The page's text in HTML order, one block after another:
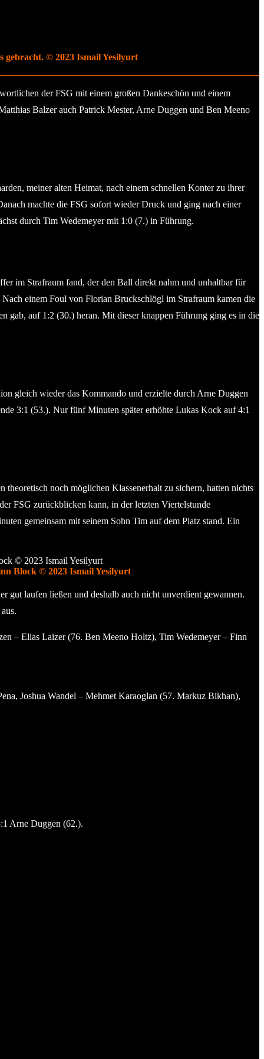
gebracht. © 2023 Ismail Yesilyurt
der FSG mit einem großen Dankeschön und einem
Balzer auch Patrick Mester, Arne Duggen und Ben Meeno
meiner alten Heimat, nach einem schnellen Konter zu ihrer
machte die FSG sofort wieder Druck und ging nach einer
durch Tim Wedemeyer mit 1:0 (7.) in Führung.
im Strafraum fand, der den Ball direkt nahm und unhaltbar für
einem Foul von Florian Bruckschlögl im Strafraum kamen die
gab, auf 1:2 (30.) heran. Mit dieser knappen Führung ging es in die
gleich wieder das Kommando und erzielte durch Arne Duggen
3:1 (53.). Nur fünf Minuten später erhöhte Lukas Kock auf 4:1
noch möglichen Klassenerhalt zu sichern, hatten nichts
FSG zurückblicken kann, in der letzten Viertelstunde
gemeinsam mit seinem Sohn Tim auf dem Platz stand. Ein
Block © 2023 Ismail Yesilyurt
gut laufen ließen und deshalb auch nicht unverdient gewannen.
– Elias Laizer (76. Ben Meeno Holtz), Tim Wedemeyer – Finn
Joshua Wandel – Mehmet Karaoglan (57. Markuz Bikhan),
Arne Duggen (62.).